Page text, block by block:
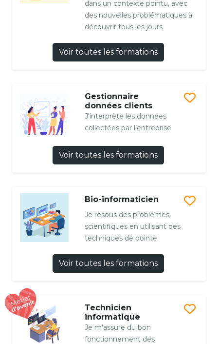
dans un contexte pointu, avec
des nouvelles problématiques à
découvrir tous les jours
Voir toutes les formations
Gestionnaire
données clients
J'interprète les données
collectées par l’entreprise
Voir toutes les formations
Bio-informaticien
Je résous des problèmes
scientifiques en utilisant des
techniques de pointe
Voir toutes les formations
Technicien
informatique
Je m'assure du bon
fonctionnement des